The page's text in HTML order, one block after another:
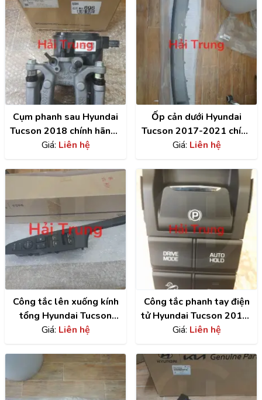
Cụm phanh sau Hyundai
Tucson 2018 chính hãng |
58311D3A70
Giá: Liên hệ
Ốp cản dưới Hyundai
Tucson 2017-2021 chính
hãng | 86565D3500
Giá: Liên hệ
Công tắc lên xuống kính
tổng Hyundai Tucson
2015 | 93570D30004X
Giá: Liên hệ
Công tắc phanh tay điện
tử Hyundai Tucson 2015-
2021| 93300D30604X
Giá: Liên hệ